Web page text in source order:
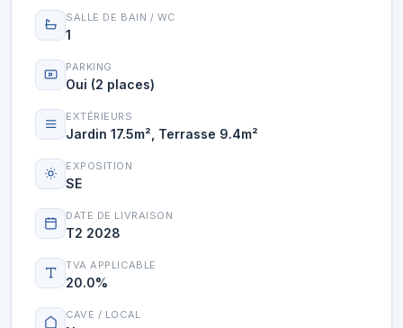
SALLE DE BAIN / WC
1
PARKING
Oui (2 places)
EXTÉRIEURS
Jardin 17.5m², Terrasse 9.4m²
EXPOSITION
SE
DATE DE LIVRAISON
T2 2028
TVA APPLICABLE
20.0%
CAVE / LOCAL